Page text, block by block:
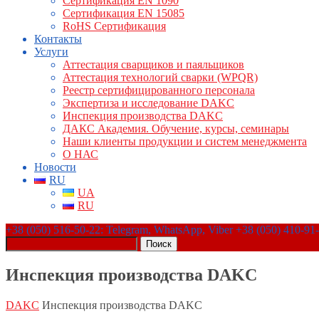
Сертификация EN 15085
RoHS Сертификация
Контакты
Услуги
Аттестация сварщиков и паяльщиков
Аттестация технологий сварки (WPQR)
Реестр сертифицированного персонала
Экспертиза и исследование DAKC
Инспекция производства DAKC
ДАКС Академия. Обучение, курсы, семинары
Наши клиенты продукции и систем менеджмента
О НАС
Новости
RU
UA
RU
+38 (050) 516-50-22: Telegram, WhatsApp, Viber +38 (050) 410-
Поиск
Инспекция производства DAKC
DAKC Инспекция производства DAKC